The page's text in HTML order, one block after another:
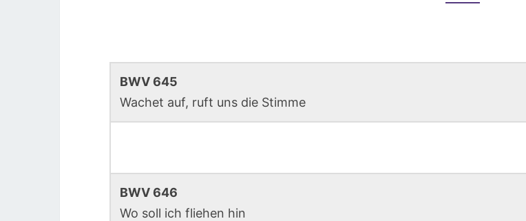
BWV 645
Wachet auf, ruft uns die Stimme
BWV 646
Wo soll ich fliehen hin